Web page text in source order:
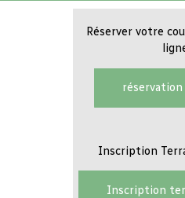
Réserver votre
Inscription
Inscription